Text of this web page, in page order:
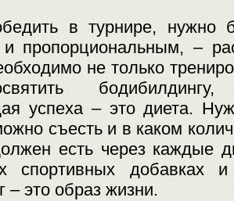
в турнире, нужно
пропорциональным, –
не только
успеха – это диета.
съесть и в каком
есть через каждые
спортивных добавках
– это образ жизни.